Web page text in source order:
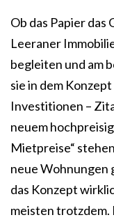
Ob das Papier
Leeraner
begleiten und am
sie in dem
Investitionen –
neuem
Mietpreise“
neue Wohnungen
das Konzept
meisten trotzdem.